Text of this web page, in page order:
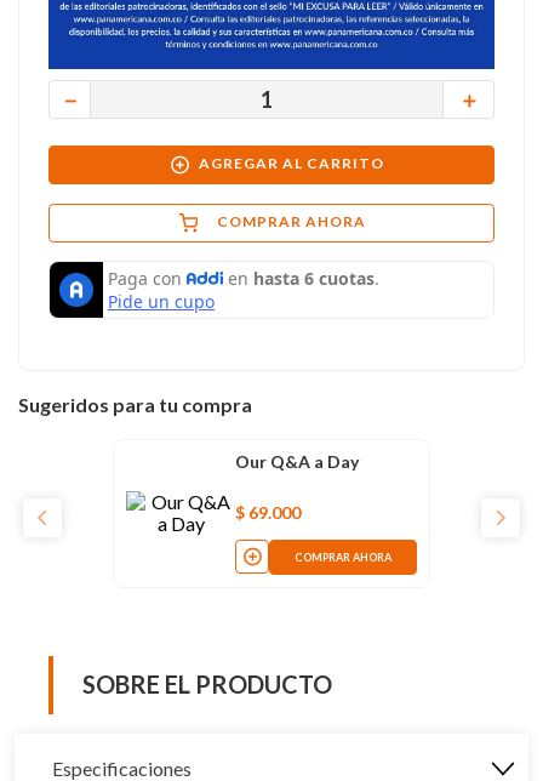
＋
－
AGREGAR AL CARRITO
COMPRAR AHORA
Sugeridos para tu compra
Our Q&A a Day
$ 69.000
COMPRAR AHORA
SOBRE EL PRODUCTO
Especificaciones